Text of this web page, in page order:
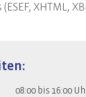
XHTML,
08:00 bis 16:00